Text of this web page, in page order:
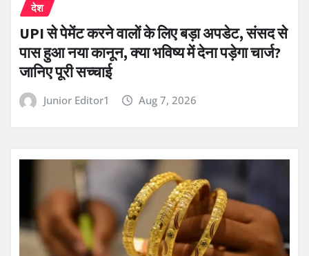
देश
UPI से पेमेंट करने वालों के लिए बड़ा अपडेट, संसद से
पास हुआ नया कानून, क्या भविष्य में देना पड़ेगा चार्ज?
जानिए पूरी सच्चाई
Junior Editor1 Aug 7, 2026